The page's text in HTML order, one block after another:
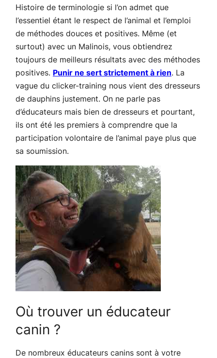
Histoire de terminologie si l’on admet que
l’essentiel étant le respect de l’animal et l’emploi
de méthodes douces et positives. Même (et
surtout) avec un Malinois, vous obtiendrez
toujours de meilleurs résultats avec des méthodes
positives. Punir ne sert strictement à rien. La
vague du clicker-training nous vient des dresseurs
de dauphins justement. On ne parle pas
d’éducateurs mais bien de dresseurs et pourtant,
ils ont été les premiers à comprendre que la
participation volontaire de l’animal paye plus que
sa soumission.
Où trouver un éducateur
canin ?
De nombreux éducateurs canins sont à votre